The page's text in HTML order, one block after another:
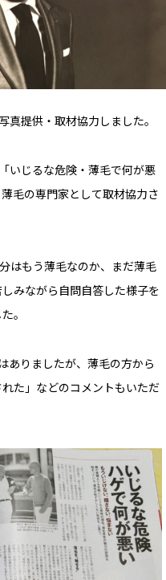
提供・取材協力しました。
いじるな危険・薄毛で何が悪
毛の専門家として取材協力さ
はもう薄毛なのか、まだ薄毛
みながら自問自答した様子を
。
ありましたが、薄毛の方から
た」などのコメントもいただ